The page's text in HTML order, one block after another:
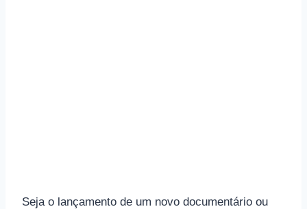
Seja o lançamento de um novo documentário ou